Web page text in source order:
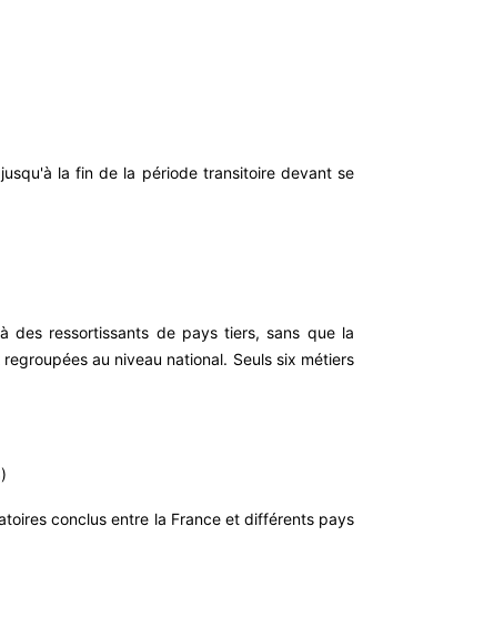
la fin de la période transitoire devant se
des ressortissants de pays tiers, sans que la
au niveau national. Seuls six métiers
conclus entre la France et différents pays